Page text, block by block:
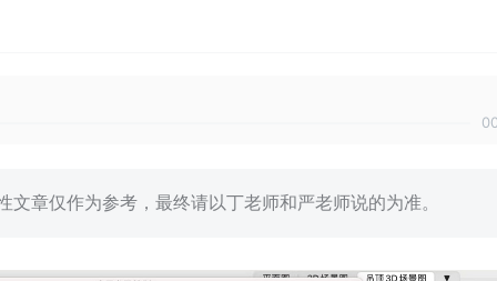
文章仅作为参考，最终请以丁老师和严老师说的为准。